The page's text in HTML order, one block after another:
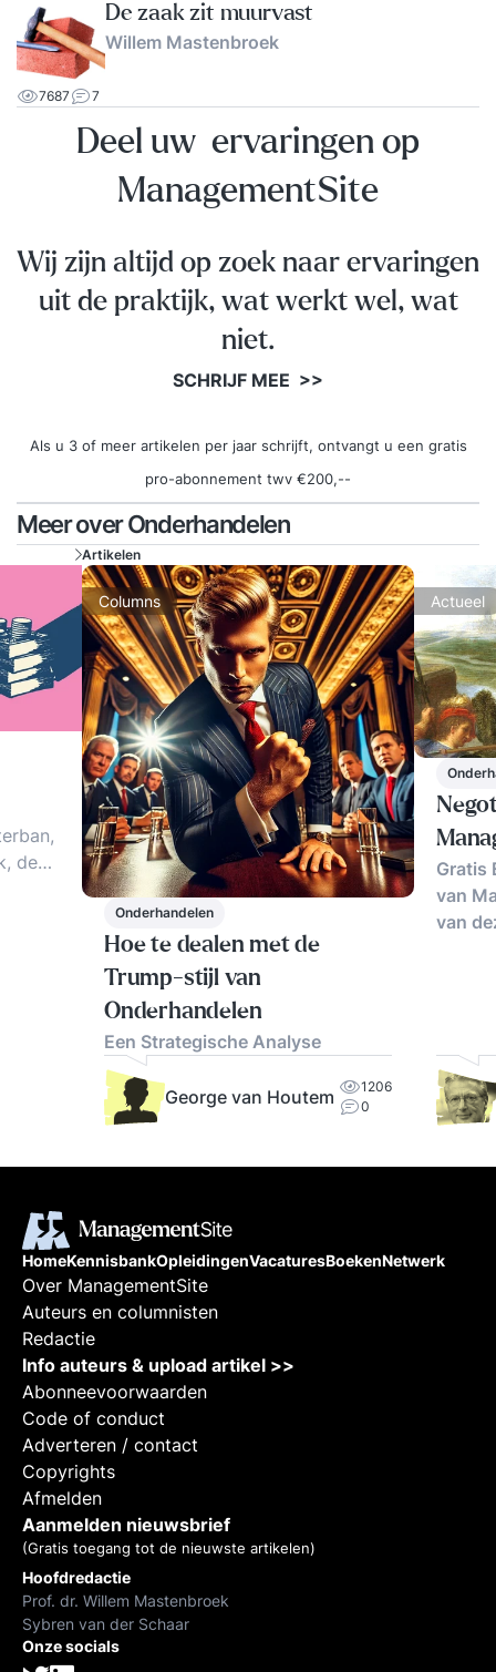
De zaak zit muurvast
Willem Mastenbroek
7687 7
Deel uw ervaringen op
ManagementSite
Wij zijn altijd op zoek naar ervaringen
uit de praktijk, wat werkt wel, wat
niet.
SCHRIJF MEE >>
Als u 3 of meer artikelen per jaar schrijft, ontvangt u een gratis
pro-abonnement twv €200,--
Meer over Onderhandelen
de
Artikelen
Columns
Onderhandelen
Hoe te dealen met de
Trump-stijl van
Onderhandelen
Een Strategische Analyse
George van Houtem
1206
0
Actueel
Gratis
van
van
HomeKennisbankOpleidingenVacaturesBoekenNetwerk
Over ManagementSite
Auteurs en columnisten
Redactie
Info auteurs & upload artikel >>
Abonneevoorwaarden
Code of conduct
Adverteren / contact
Copyrights
Afmelden
Aanmelden nieuwsbrief
(Gratis toegang tot de nieuwste artikelen)
Hoofdredactie
Prof. dr. Willem Mastenbroek
Sybren van der Schaar
Onze socials